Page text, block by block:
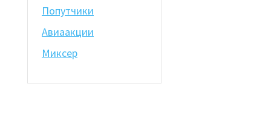
Попутчики
Авиаакции
Миксер